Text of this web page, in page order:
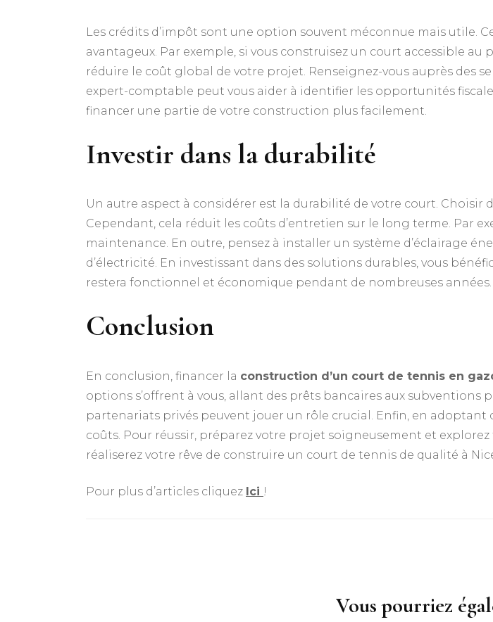
Les crédits d’impôt sont une option souvent méconnue mais utile.
avantageux. Par exemple, si vous construisez un court accessible
réduire le coût global de votre projet. Renseignez-vous auprès des
expert-comptable peut vous aider à identifier les opportunités
financer une partie de votre construction plus facilement.
Investir dans la durabilité
Un autre aspect à considérer est la durabilité de votre court.
Cependant, cela réduit les coûts d’entretien sur le long terme. Par
maintenance. En outre, pensez à installer un système d’éclairage
d’électricité. En investissant dans des solutions durables, vous
restera fonctionnel et économique pendant de nombreuses années.
Conclusion
En conclusion, financer la construction d’un court de tennis en
options s’offrent à vous, allant des prêts bancaires aux
partenariats privés peuvent jouer un rôle crucial. Enfin, en adoptant
coûts. Pour réussir, préparez votre projet soigneusement et
réaliserez votre rêve de construire un court de tennis de qualité à
Pour plus d’articles cliquez Ici !
Vous pourriez